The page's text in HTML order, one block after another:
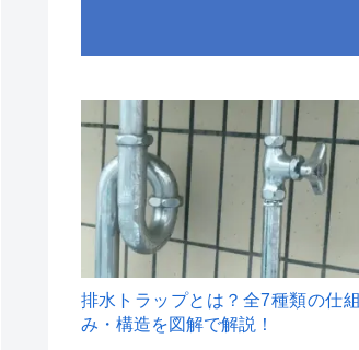
1
排水トラップとは？全7種類の仕組
み・構造を図解で解説！